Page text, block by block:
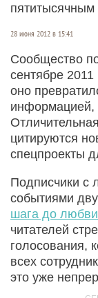
пятитысячным
28 июня 2012 в 15:41
Сообщество
сентябре 2011
оно
информацией,
цитируются
спецпроекты
Подписчики с
событиями
шага до любви
читателей
голосования,
всех
это уже